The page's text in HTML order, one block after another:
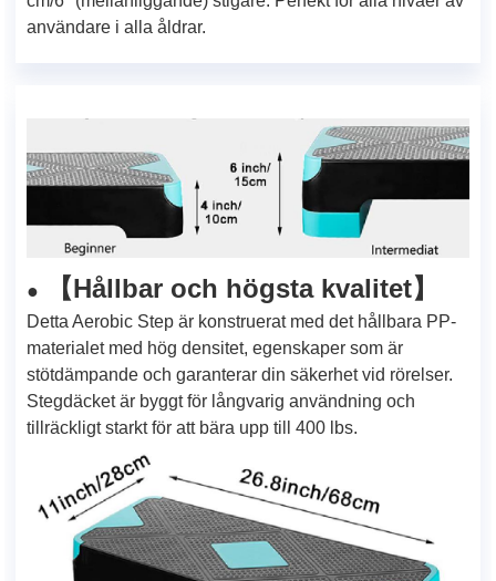
användare i alla åldrar.
● 【Hållbar och högsta kvalitet】
Detta Aerobic Step är konstruerat med det hållbara PP-
materialet med hög densitet, egenskaper som är
stötdämpande och garanterar din säkerhet vid rörelser.
Stegdäcket är byggt för långvarig användning och
tillräckligt starkt för att bära upp till 400 lbs.